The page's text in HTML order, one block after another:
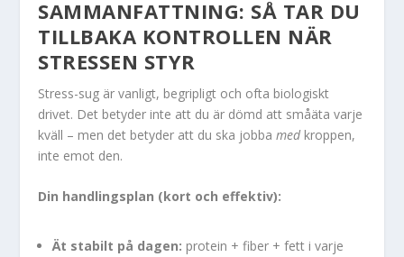
SAMMANFATTNING: SÅ TAR DU
TILLBAKA KONTROLLEN NÄR
STRESSEN STYR
Stress-sug är vanligt, begripligt och ofta biologiskt
drivet. Det betyder inte att du är dömd att småäta varje
kväll – men det betyder att du ska jobbamedkroppen,
inte emot den.
Din handlingsplan (kort och effektiv):
Ät stabilt på dagen: protein + fiber + fett i varje